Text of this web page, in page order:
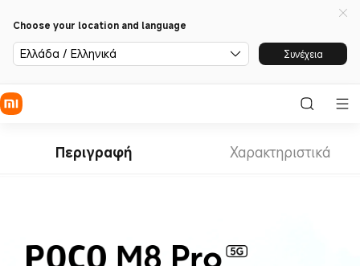
Choose your location and language
Ελλάδα / Ελληνικά Συνέχεια
Περιγραφή Χαρακτηριστικά